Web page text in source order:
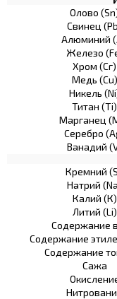
Олово
Свинец
Алюминий
Железо
Хром (Сг)
Медь (Cu)
Никель
Титан (Ti)
Марганец
Серебро
Ванадий
Кремний
Натрий
Калий (К)
Литий (Li)
Содержание
Содержание
Содержание
Сажа